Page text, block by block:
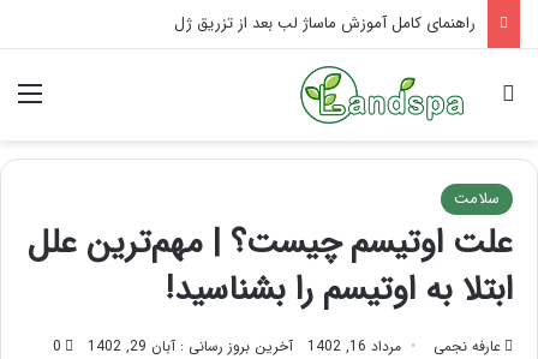
راهنمای کامل آموزش ماساژ لب بعد از تزریق ژل
جستجو برای
سلامت
علت اوتیسم چیست؟ | مهم‌ترین علل
ابتلا به اوتیسم را بشناسید!
عارفه نجمی مرداد 16, 1402 آخرین بروز رسانی : آبان 29, 1402
0